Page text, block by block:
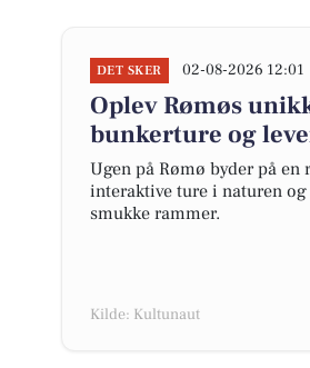
DET SKER 02-08-2026 12:01
Oplev Rømøs
bunkerture og
Ugen på Rømø byder på
interaktive ture i naturen
smukke rammer.
Kilde: Kultunaut